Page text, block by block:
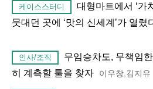
케이스스터디
대형마트에서 ‘가
뭇대던 곳에 ‘맛의 신세계’가 열렸
인사/조직
무임승차도, 무책임
히 계측할 툴을 찾자
이우창,김지유